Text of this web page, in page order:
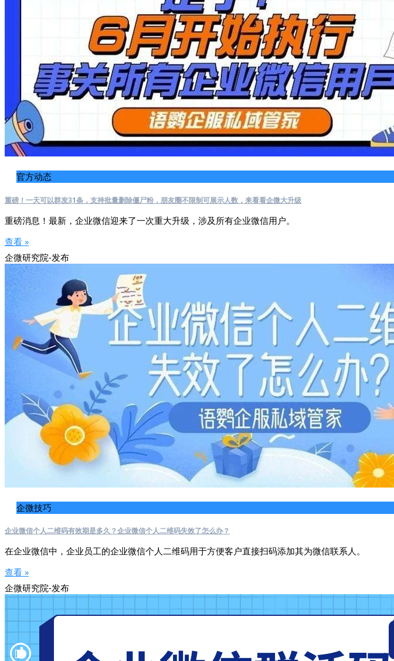
官方动态
重磅！一天可以群发31条，支持批量删除僵尸粉，朋友圈不限制可展示人数，来看看企微大升级
重磅消息！最新，企业微信迎来了一次重大升级，涉及所有企业微信用户。
查看 »
企微研究院-发布
企微技巧
企业微信个人二维码有效期是多久？企业微信个人二维码失效了怎么办？
在企业微信中，企业员工的企业微信个人二维码用于方便客户直接扫码添加其为微信联系人。
查看 »
企微研究院-发布